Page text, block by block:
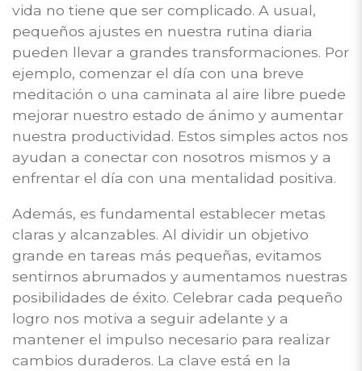
vida no tiene que ser complicado. A usual,
pequeños ajustes en nuestra rutina diaria
pueden llevar a grandes transformaciones. Por
ejemplo, comenzar el día con una breve
meditación o una caminata al aire libre puede
mejorar nuestro estado de ánimo y aumentar
nuestra productividad. Estos simples actos nos
ayudan a conectar con nosotros mismos y a
enfrentar el día con una mentalidad positiva.
Además, es fundamental establecer metas
claras y alcanzables. Al dividir un objetivo
grande en tareas más pequeñas, evitamos
sentirnos abrumados y aumentamos nuestras
posibilidades de éxito. Celebrar cada pequeño
logro nos motiva a seguir adelante y a
mantener el impulso necesario para realizar
cambios duraderos. La clave está en la